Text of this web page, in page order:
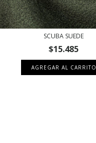
SCUBA SUEDE
$15.485
AGREGAR AL CARRITO